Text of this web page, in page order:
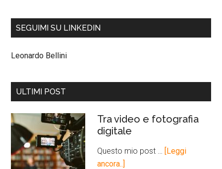
SEGUIMI SU LINKEDIN
Leonardo Bellini
ULTIMI POST
Tra video e fotografia
digitale
Questo mio post … [Leggi
ancora..]